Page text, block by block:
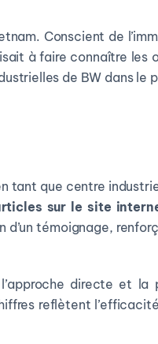
Conscient de
à faire connaître les
de BW dans le
tant que centre
sur le site
témoignage,
directe et la
reflètent